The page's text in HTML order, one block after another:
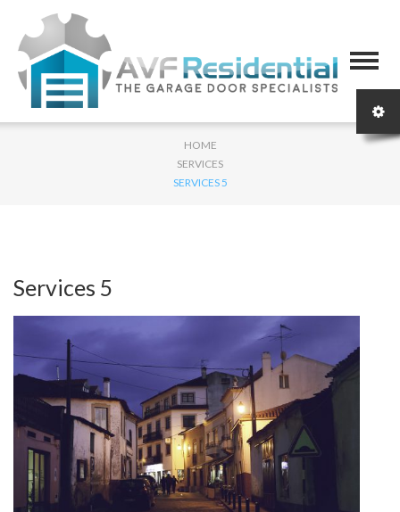
HOME
SERVICES
SERVICES 5
Services 5